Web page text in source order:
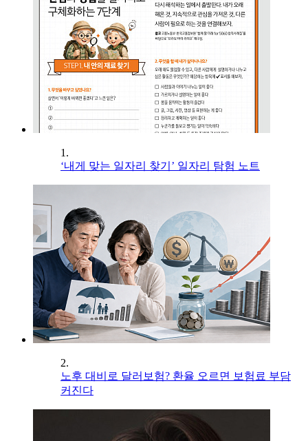
1.
‘내게 맞는 일자리 찾기’ 일자리 탐험 노트
2.
노후 대비로 달러보험? 환율 오르면 보험료 부담
커진다